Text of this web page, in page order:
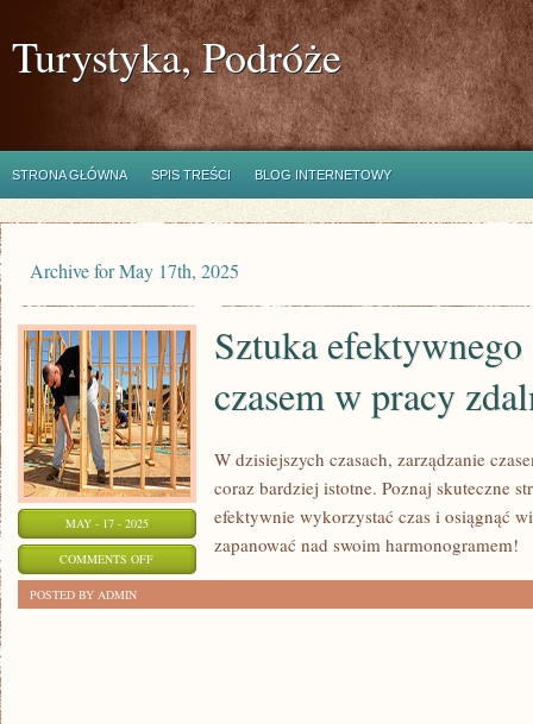
Turystyka, Podróże
STRONA GŁÓWNA SPIS TREŚCI BLOG INTERNETOWY
Archive for May 17th, 2025
MAY - 17 - 2025
COMMENTS OFFON
Sztuka efektywnego
czasem w pracy
W dzisiejszych czasach, zarządzanie
coraz bardziej istotne. Poznaj skuteczne
efektywnie wykorzystać czas i osiągnąć
zapanować nad swoim harmonogramem!
POSTED BY ADMIN